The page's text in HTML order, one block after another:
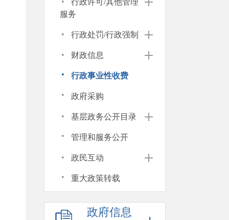
行政许可/其他管理
服务
· 行政处罚/行政强制
· 财政信息
· 行政事业性收费
· 政府采购
· 基层政务公开目录
· 管理和服务公开
· 政民互动
· 重大政策转载
政府信息